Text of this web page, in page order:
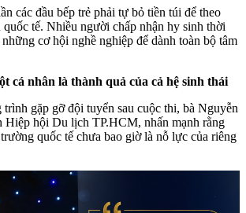
các đầu bếp trẻ phải tự bỏ tiền túi để theo
tế. Nhiều người chấp nhận hy sinh thời
cơ hội nghề nghiệp để dành toàn bộ tâm
cá nhân là thành quả của cả hệ sinh thái
trình gặp gỡ đội tuyển sau cuộc thi, bà Nguyễn
hội Du lịch TP.HCM, nhấn mạnh rằng
quốc tế chưa bao giờ là nỗ lực của riêng